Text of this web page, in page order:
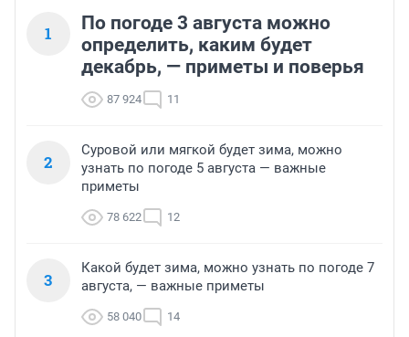
1
По погоде 3 августа можно
определить, каким будет
декабрь, — приметы и поверья
87 924 11
2
Суровой или мягкой будет зима, можно
узнать по погоде 5 августа — важные
приметы
78 622 12
3
Какой будет зима, можно узнать по погоде 7
августа, — важные приметы
58 040 14